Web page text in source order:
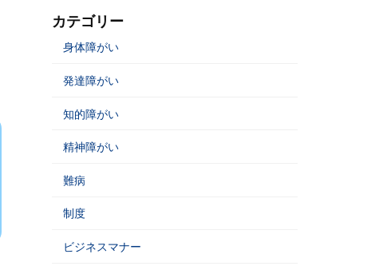
カテゴリー
身体障がい
発達障がい
知的障がい
精神障がい
難病
制度
ビジネスマナー